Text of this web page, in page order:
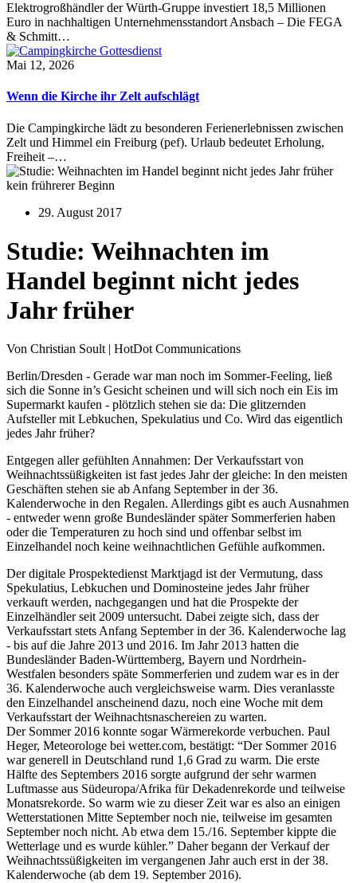
Elektrogroßhändler der Würth-Gruppe investiert 18,5 Millionen
Euro in nachhaltigen Unternehmensstandort Ansbach – Die FEGA
& Schmitt…
Mai 12, 2026
Wenn die Kirche ihr Zelt aufschlägt
Die Campingkirche lädt zu besonderen Ferienerlebnissen zwischen
Zelt und Himmel ein Freiburg (pef). Urlaub bedeutet Erholung,
Freiheit –…
kein frührerer Beginn
29. August 2017
Studie: Weihnachten im
Handel beginnt nicht jedes
Jahr früher
Von Christian Soult | HotDot Communications
Berlin/Dresden - Gerade war man noch im Sommer-Feeling, ließ
sich die Sonne in’s Gesicht scheinen und will sich noch ein Eis im
Supermarkt kaufen - plötzlich stehen sie da: Die glitzernden
Aufsteller mit Lebkuchen, Spekulatius und Co. Wird das eigentlich
jedes Jahr früher?
Entgegen aller gefühlten Annahmen: Der Verkaufsstart von
Weihnachtssüßigkeiten ist fast jedes Jahr der gleiche: In den meisten
Geschäften stehen sie ab Anfang September in der 36.
Kalenderwoche in den Regalen. Allerdings gibt es auch Ausnahmen
- entweder wenn große Bundesländer später Sommerferien haben
oder die Temperaturen zu hoch sind und offenbar selbst im
Einzelhandel noch keine weihnachtlichen Gefühle aufkommen.
Der digitale Prospektedienst Marktjagd ist der Vermutung, dass
Spekulatius, Lebkuchen und Dominosteine jedes Jahr früher
verkauft werden, nachgegangen und hat die Prospekte der
Einzelhändler seit 2009 untersucht. Dabei zeigte sich, dass der
Verkaufsstart stets Anfang September in der 36. Kalenderwoche lag
- bis auf die Jahre 2013 und 2016. Im Jahr 2013 hatten die
Bundesländer Baden-Württemberg, Bayern und Nordrhein-
Westfalen besonders späte Sommerferien und zudem war es in der
36. Kalenderwoche auch vergleichsweise warm. Dies veranlasste
den Einzelhandel anscheinend dazu, noch eine Woche mit dem
Verkaufsstart der Weihnachtsnaschereien zu warten.
Der Sommer 2016 konnte sogar Wärmerekorde verbuchen. Paul
Heger, Meteorologe bei wetter.com, bestätigt: “Der Sommer 2016
war generell in Deutschland rund 1,6 Grad zu warm. Die erste
Hälfte des Septembers 2016 sorgte aufgrund der sehr warmen
Luftmasse aus Südeuropa/Afrika für Dekadenrekorde und teilweise
Monatsrekorde. So warm wie zu dieser Zeit war es also an einigen
Wetterstationen Mitte September noch nie, teilweise im gesamten
September noch nicht. Ab etwa dem 15./16. September kippte die
Wetterlage und es wurde kühler.” Daher begann der Verkauf der
Weihnachtssüßigkeiten im vergangenen Jahr auch erst in der 38.
Kalenderwoche (ab dem 19. September 2016).